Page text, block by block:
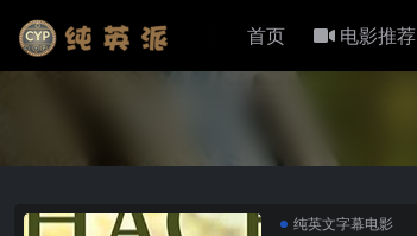
首页 电影推荐
纯英文字幕电影